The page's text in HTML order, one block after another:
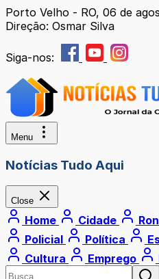
Porto Velho - RO, 06 de
Direção: Osmar Silva
Siga-nos:
Menu
Notícias Tudo Aqui
Close
Home Cidade
Policial
Política
Cultura
Emprego